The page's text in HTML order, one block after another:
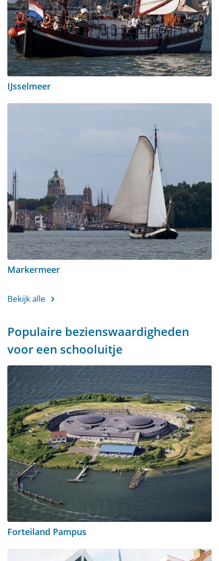
IJsselmeer
Markermeer
Bekijk alle
Populaire bezienswaardigheden
voor een schooluitje
Forteiland Pampus